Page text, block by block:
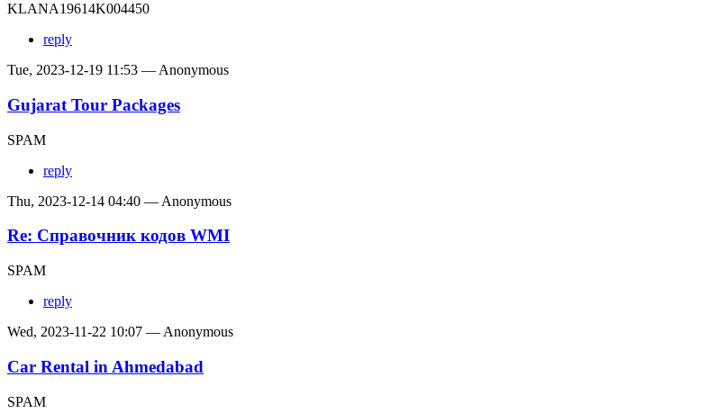
KLANA19614K004450
reply
Tue, 2023-12-19 11:53 — Anonymous
Gujarat Tour Packages
SPAM
reply
Thu, 2023-12-14 04:40 — Anonymous
Re: Справочник кодов WMI
SPAM
reply
Wed, 2023-11-22 10:07 — Anonymous
Car Rental in Ahmedabad
SPAM